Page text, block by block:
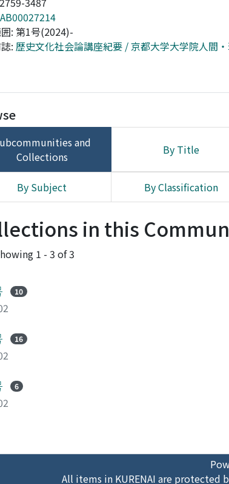
AB00027214
: 第1号(2024)-
: 歴史文化社会論講座紀要 / 京都大学大学院人間
and
Collections
By Title
By Subject By Classification
in this
1 - 3 of 3
10
16
6
All items in KURENAI are protected